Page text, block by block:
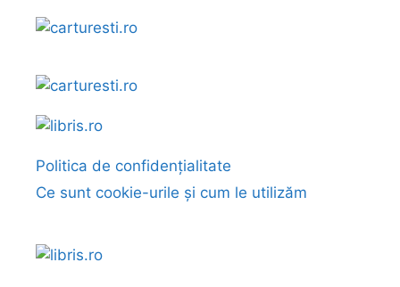
Politica de confidențialitate
Ce sunt cookie-urile și cum le utilizăm